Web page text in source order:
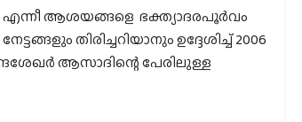
എന്നീ ആശയങ്ങളെ ഭക്ത്യാദരപൂര്‍വം
തിരിച്ചറിയാനും ഉദ്ദേശിച്ച് 2006
ആസാദിന്റെ പേരിലുള്ള